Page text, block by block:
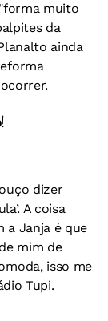
muito
da
ainda
dizer
A coisa
a Janja é que
mim de
isso me
Tupi.